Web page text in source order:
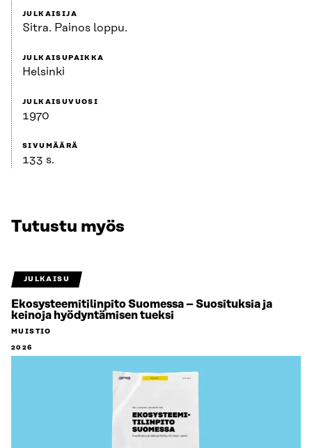
JULKAISIJA
Sitra. Painos loppu.
JULKAISUPAIKKA
Helsinki
JULKAISUVUOSI
1970
SIVUMÄÄRÄ
133 s.
Tutustu myös
JULKAISU
Ekosysteemitilinpito Suomessa – Suosituksia ja
keinoja hyödyntämisen tueksi
MUISTIO
2026